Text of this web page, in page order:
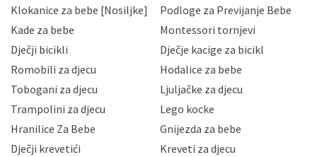
Hrvatske, a uvijek uz primjenu odgovarajućih tehničkih i
sigurnosnih mjera zaštite osobnih podataka od
neovlaštenog pristupa, zlouporabe, otkrivanja,
gubitka ili uništenja. Mae.hr štiti privatnost svojih
korisnika i posjetitelja web stranica, čuva povjerljivost
Vaših osobnih podataka te omogućava pristup i
priopćavanje osobnih podataka samo onim svojim
zaposlenicima kojima su isti potrebni radi provedbe
slučajevima koji su dozvoljeni zakonima. Napominjemo
da možete u svako doba, u potpunosti ili djelomice,
Klokanice za bebe [Nosiljke]
Podloge za Previjanje Bebe
Kade za bebe
Montessori tornjevi
Dječji bicikli
Dječje kacige za bicikl
Romobili za djecu
Hodalice za bebe
Tobogani za djecu
Ljuljačke za djecu
Trampolini za djecu
Lego kocke
Hranilice Za Bebe
Gnijezda za bebe
Dječji krevetići
Kreveti za djecu